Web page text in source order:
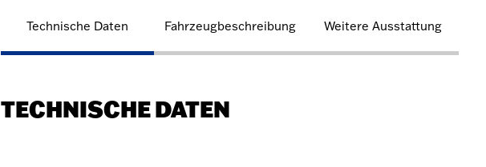
Technische Daten Fahrzeugbeschreibung Weitere Ausstattung
TECHNISCHE DATEN